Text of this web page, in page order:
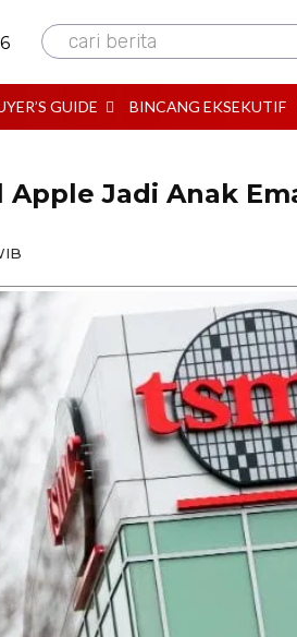
cari berita
GUIDE BINCANG EKSEKUTIF
Jadi Anak